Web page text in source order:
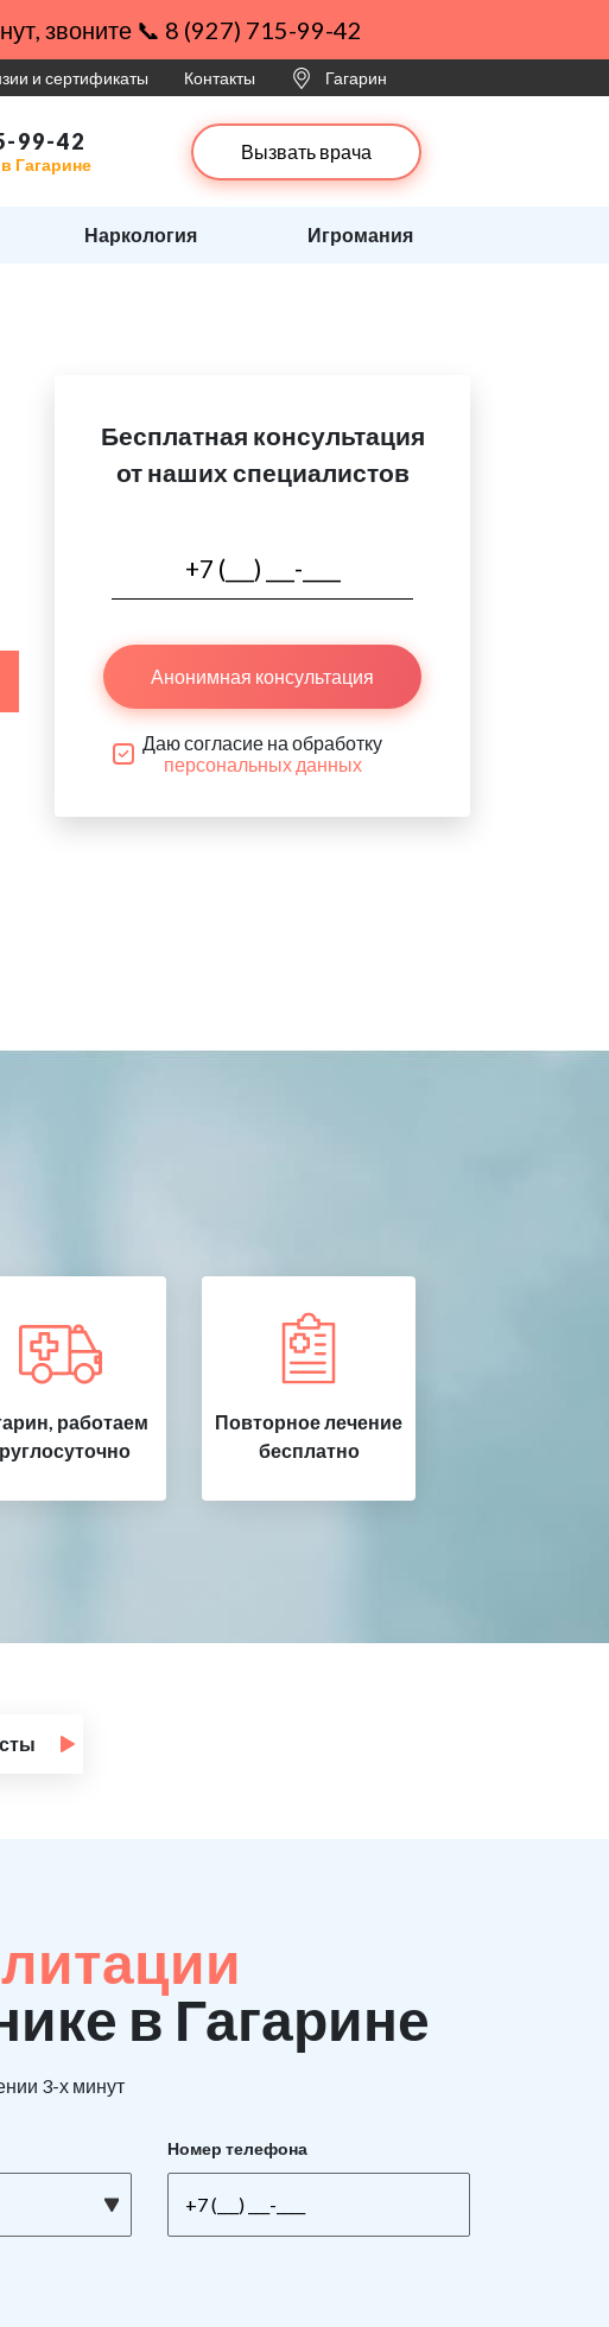
звоните 📞 8 (927) 715-99-42
и сертификаты Контакты Гагарин
99-42
Гагарине
Вызвать врача
Наркология Игромания
Бесплатная консультация
от наших специалистов
Анонимная консультация
Даю согласие на обработку
персональных данных
работаем
Повторное лечение
бесплатно
в Гагарине
3-х минут
Номер телефона